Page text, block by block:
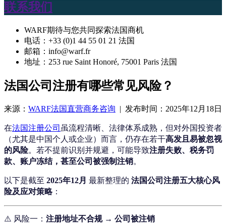
联系我们
WARF期待与您共同探索法国商机
电话：+33 (0)1 44 55 01 21 法国
邮箱：info@warf.fr
地址：253 rue Saint Honoré, 75001 Paris 法国
法国公司注册有哪些常见风险？
来源： WARF法国直营商务咨询 | 发布时间：2025年12月18日
在法国注册公司 虽流程清晰、法律体系成熟，但对外国投资者
（尤其是中国个人或企业）而言，仍存在若干高发且易被忽视
的风险。若不提前识别并规避，可能导致注册失败、税务罚
款、账户冻结，甚至公司被强制注销。
以下是截至 2025年12月 最新整理的 法国公司注册五大核心风
险及应对策略：
⚠️ 风险一： 注册地址不合规 → 公司被注销